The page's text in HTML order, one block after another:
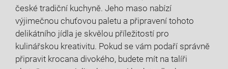
české tradiční kuchyně. Jeho maso nabízí
výjimečnou chuťovou paletu a připravení tohoto
delikátního jídla je skvělou příležitostí pro
kulinářskou kreativitu. Pokud se vám podaří správně
připravit krocana divokého, budete mít na talíři